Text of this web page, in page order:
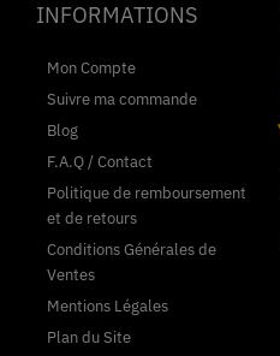
INFORMATIONS
Mon Compte
Suivre ma commande
Blog
F.A.Q / Contact
Politique de remboursement
et de retours
Conditions Générales de
Ventes
Mentions Légales
Plan du Site